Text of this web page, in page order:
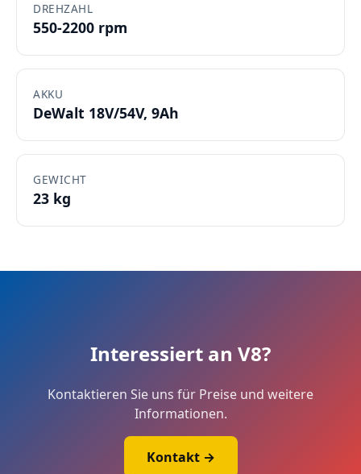
DREHZAHL
550-2200 rpm
AKKU
DeWalt 18V/54V, 9Ah
GEWICHT
23 kg
Interessiert an V8?
Kontaktieren Sie uns für Preise und weitere
Informationen.
Kontakt →